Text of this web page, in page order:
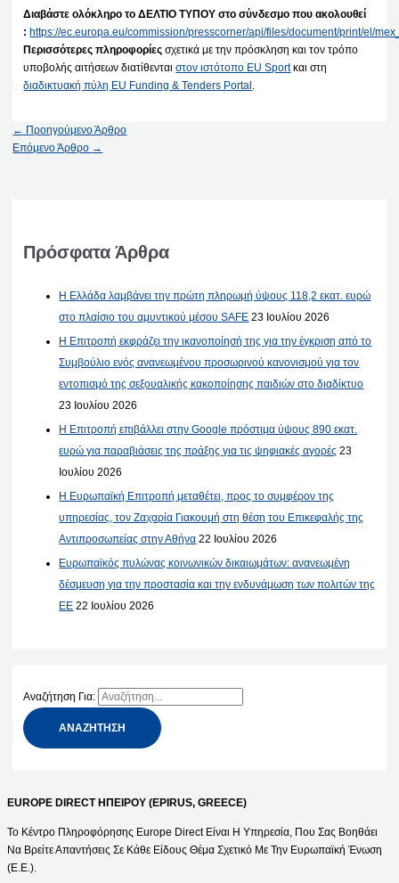
Διαβάστε ολόκληρο το ΔΕΛΤΙΟ ΤΥΠΟΥ στο σύνδεσμο που ακολουθεί
: https://ec.europa.eu/commission/presscorner/api/files/document/print/el/
Περισσότερες πληροφορίες σχετικά με την πρόσκληση και τον τρόπο
υποβολής αιτήσεων διατίθενταιστον ιστότοπο EU Sportκαι στη
διαδικτυακή πύλη EU Funding & Tenders Portal .
← Προηγούμενο Άρθρο
Επόμενο Άρθρο →
Πρόσφατα Άρθρα
Η Ελλάδα λαμβάνει την πρώτη πληρωμή ύψους 118,2 εκατ. ευρώ
στο πλαίσιο του αμυντικού μέσου SAFE 23 Ιουλίου 2026
Η Επιτροπή εκφράζει την ικανοποίησή της για την έγκριση από το
Συμβούλιο ενός ανανεωμένου προσωρινού κανονισμού για τον
εντοπισμό της σεξουαλικής κακοποίησης παιδιών στο διαδίκτυο
23 Ιουλίου 2026
Η Επιτροπή επιβάλλει στην Google πρόστιμα ύψους 890 εκατ.
ευρώ για παραβιάσεις της πράξης για τις ψηφιακές αγορές 23
Ιουλίου 2026
Η Ευρωπαϊκή Επιτροπή μεταθέτει, προς το συμφέρον της
υπηρεσίας, τον Ζαχαρία Γιακουμή στη θέση του Επικεφαλής της
Αντιπροσωπείας στην Αθήνα 22 Ιουλίου 2026
Ευρωπαϊκός πυλώνας κοινωνικών δικαιωμάτων: ανανεωμένη
δέσμευση για την προστασία και την ενδυνάμωση των πολιτών της
ΕΕ 22 Ιουλίου 2026
Αναζήτηση Για:
EUROPE DIRECT ΗΠΕΙΡΟΥ (EPIRUS, GREECE)
Το Κέντρο Πληροφόρησης Europe Direct Είναι Η Υπηρεσία, Που Σας Βοηθάει
Να Βρείτε Απαντήσεις Σε Κάθε Είδους Θέμα Σχετικό Με Την Ευρωπαϊκή Ένωση
(Ε.Ε.).